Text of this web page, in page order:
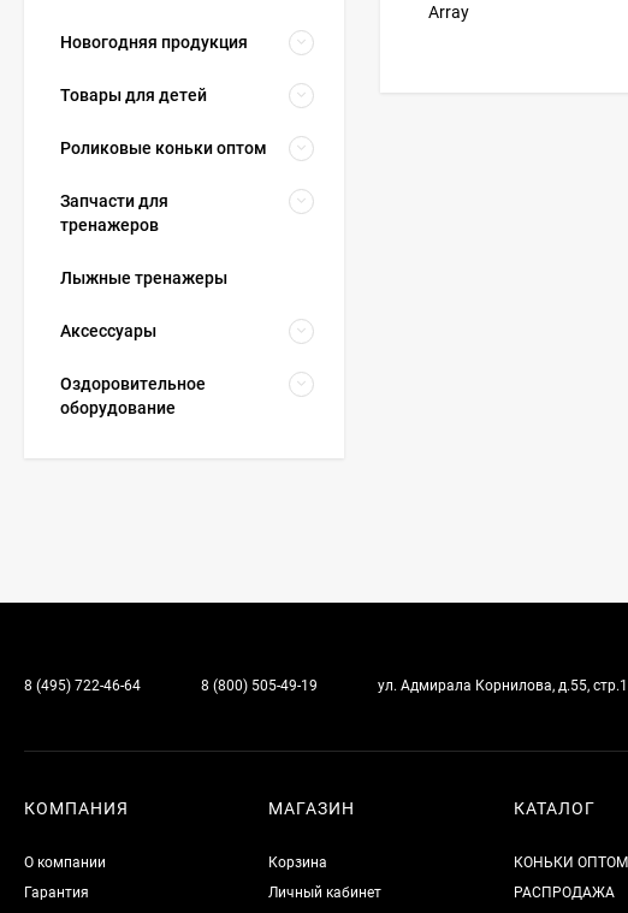
Array
Новогодняя продукция
Товары для детей
Роликовые коньки оптом
Запчасти для
тренажеров
Лыжные тренажеры
Аксессуары
Оздоровительное
оборудование
8 (495) 722-46-64 8 (800) 505-49-19 ул. Адмирала Корнилова, д.55, стр.1
КОМПАНИЯ
О компании
Гарантия
МАГАЗИН
Корзина
Личный кабинет
КАТАЛОГ
КОНЬКИ ОПТОМ
РАСПРОДАЖА